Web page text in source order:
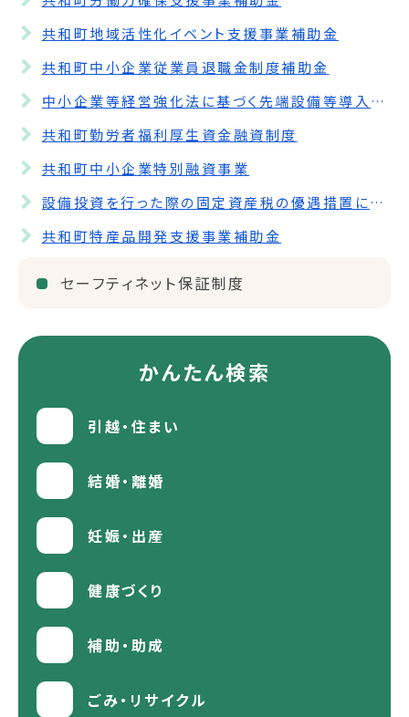
共和町地域活性化イベント支援事業補助金
共和町中小企業従業員退職金制度補助金
中小企業等経営強化法に基づく先端設備等導入計画
共和町勤労者福利厚生資金融資制度
共和町中小企業特別融資事業
設備投資を行った際の固定資産税の優遇措置について
共和町特産品開発支援事業補助金
セーフティネット保証制度
かんたん検索
引越・住まい
結婚・離婚
妊娠・出産
健康づくり
補助・助成
ごみ・リサイクル